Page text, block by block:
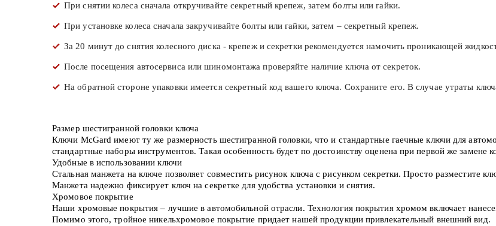
При снятии колеса сначала откручивайте секретный крепеж, затем болты или гайки.
При установке колеса сначала закручивайте болты или гайки, затем – секретный крепеж.
За 20 минут до снятия колесного диска - крепеж и секретки рекомендуется намочить проникающей
После посещения автосервиса или шиномонтажа проверяйте наличие ключа от секреток.
На обратной стороне упаковки имеется секретный код вашего ключа. Сохраните его. В случае утраты
Размер шестигранной головки ключа
Ключи McGard имеют ту же размерность шестигранной головки, что и стандартные гаечные ключи для
стандартные наборы инструментов. Такая особенность будет по достоинству оценена при первой же замене
Удобные в использовании ключи
Стальная манжета на ключе позволяет совместить рисунок ключа с рисунком секретки. Просто разместите
Манжета надежно фиксирует ключ на секретке для удобства установки и снятия.
Хромовое покрытие
Наши хромовые покрытия – лучшие в автомобильной отрасли. Технология покрытия хромом включает
Помимо этого, тройное никельхромовое покрытие придает нашей продукции привлекательный внешний вид.